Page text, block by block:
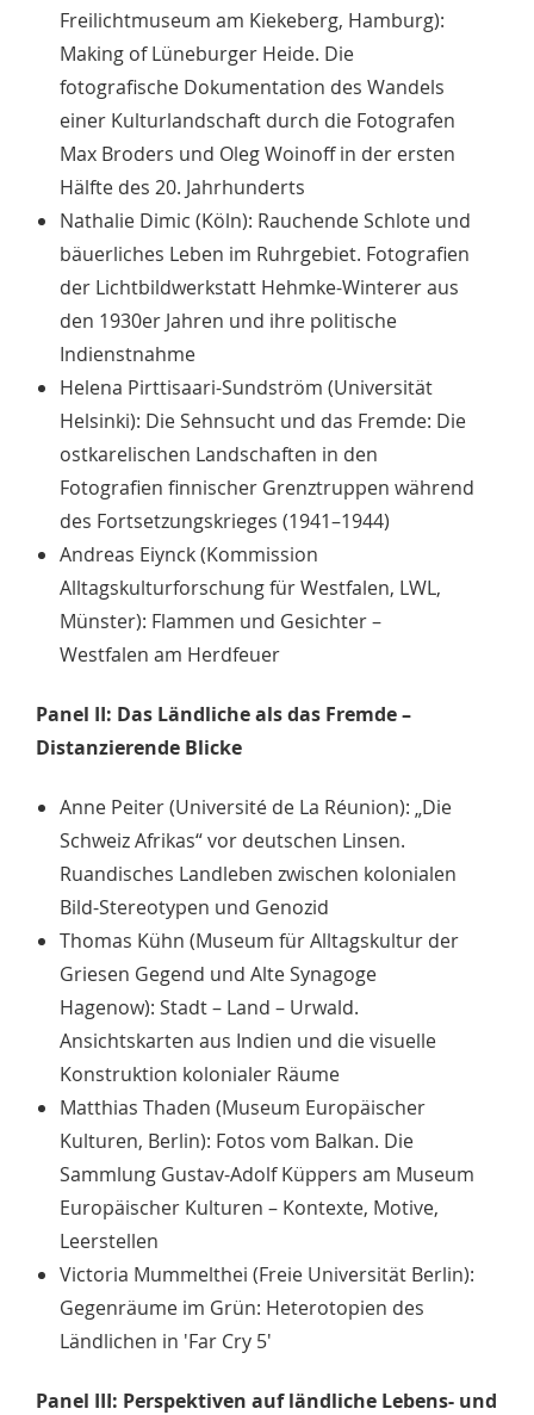
Freilichtmuseum am Kiekeberg, Hamburg):
Making of Lüneburger Heide. Die
fotografische Dokumentation des Wandels
einer Kulturlandschaft durch die Fotografen
Max Broders und Oleg Woinoff in der ersten
Hälfte des 20. Jahrhunderts
Nathalie Dimic (Köln): Rauchende Schlote und
bäuerliches Leben im Ruhrgebiet. Fotografien
der Lichtbildwerkstatt Hehmke-Winterer aus
den 1930er Jahren und ihre politische
Indienstnahme
Helena Pirttisaari-Sundström (Universität
Helsinki): Die Sehnsucht und das Fremde: Die
ostkarelischen Landschaften in den
Fotografien finnischer Grenztruppen während
des Fortsetzungskrieges (1941–1944)
Andreas Eiynck (Kommission
Alltagskulturforschung für Westfalen, LWL,
Münster): Flammen und Gesichter –
Westfalen am Herdfeuer
Panel II: Das Ländliche als das Fremde –
Distanzierende Blicke
Anne Peiter (Université de La Réunion): „Die
Schweiz Afrikas“ vor deutschen Linsen.
Ruandisches Landleben zwischen kolonialen
Bild-Stereotypen und Genozid
Thomas Kühn (Museum für Alltagskultur der
Griesen Gegend und Alte Synagoge
Hagenow): Stadt – Land – Urwald.
Ansichtskarten aus Indien und die visuelle
Konstruktion kolonialer Räume
Matthias Thaden (Museum Europäischer
Kulturen, Berlin): Fotos vom Balkan. Die
Sammlung Gustav-Adolf Küppers am Museum
Europäischer Kulturen – Kontexte, Motive,
Leerstellen
Victoria Mummelthei (Freie Universität Berlin):
Gegenräume im Grün: Heterotopien des
Ländlichen in 'Far Cry 5'
Panel III: Perspektiven auf ländliche Lebens- und